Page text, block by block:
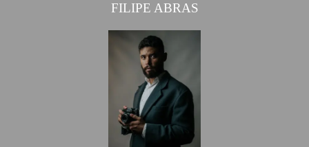
FILIPE ABRAS